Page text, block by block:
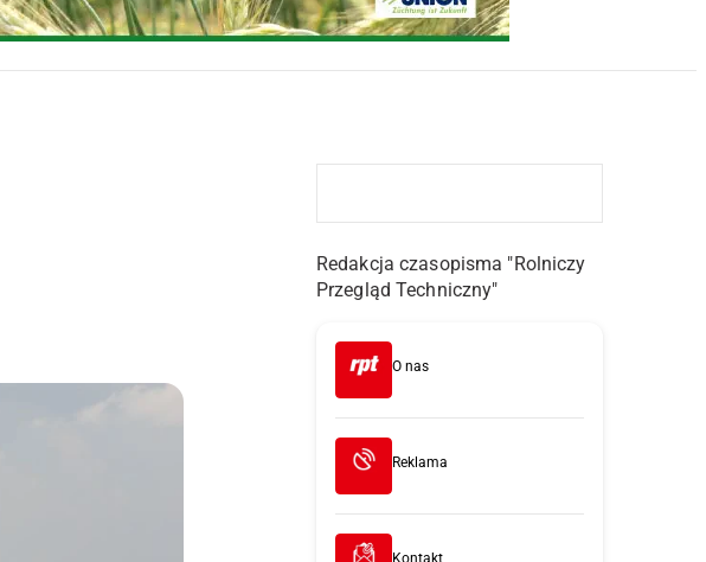
Redakcja czasopisma "Rolniczy
Przegląd Techniczny"
O nas
Reklama
Kontakt